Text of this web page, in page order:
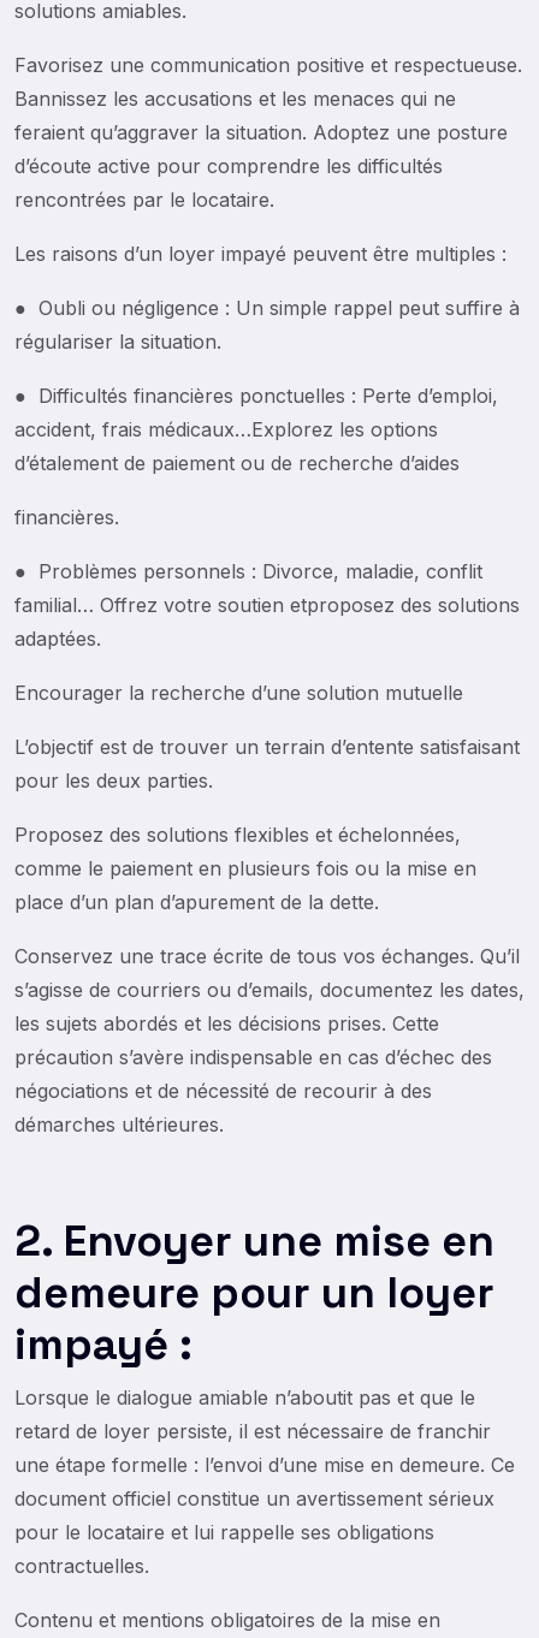
solutions amiables.
Favorisez une communication positive et respectueuse.
Bannissez les accusations et les menaces qui ne
feraient qu’aggraver la situation. Adoptez une posture
d’écoute active pour comprendre les difficultés
rencontrées par le locataire.
Les raisons d’un loyer impayé peuvent être multiples :
● Oubli ou négligence : Un simple rappel peut suffire à
régulariser la situation.
● Difficultés financières ponctuelles : Perte d’emploi,
accident, frais médicaux…Explorez les options
d’étalement de paiement ou de recherche d’aides
financières.
● Problèmes personnels : Divorce, maladie, conflit
familial… Offrez votre soutien etproposez des solutions
adaptées.
Encourager la recherche d’une solution mutuelle
L’objectif est de trouver un terrain d’entente satisfaisant
pour les deux parties.
Proposez des solutions flexibles et échelonnées,
comme le paiement en plusieurs fois ou la mise en
place d’un plan d’apurement de la dette.
Conservez une trace écrite de tous vos échanges. Qu’il
s’agisse de courriers ou d’emails, documentez les dates,
les sujets abordés et les décisions prises. Cette
précaution s’avère indispensable en cas d’échec des
négociations et de nécessité de recourir à des
démarches ultérieures.
2. Envoyer une mise en
demeure pour un loyer
impayé :
Lorsque le dialogue amiable n’aboutit pas et que le
retard de loyer persiste, il est nécessaire de franchir
une étape formelle : l’envoi d’une mise en demeure. Ce
document officiel constitue un avertissement sérieux
pour le locataire et lui rappelle ses obligations
contractuelles.
Contenu et mentions obligatoires de la mise en